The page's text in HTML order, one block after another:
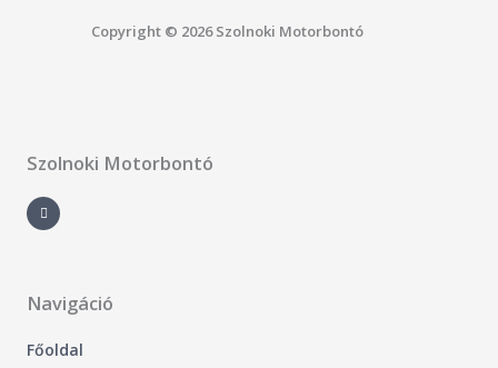
Copyright © 2026 Szolnoki Motorbontó
Szolnoki Motorbontó
a
c
e
-
f
Navigáció
Főoldal